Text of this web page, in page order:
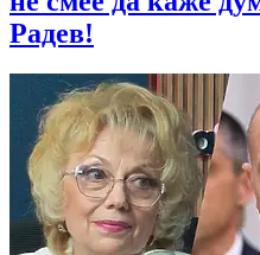
Радев!